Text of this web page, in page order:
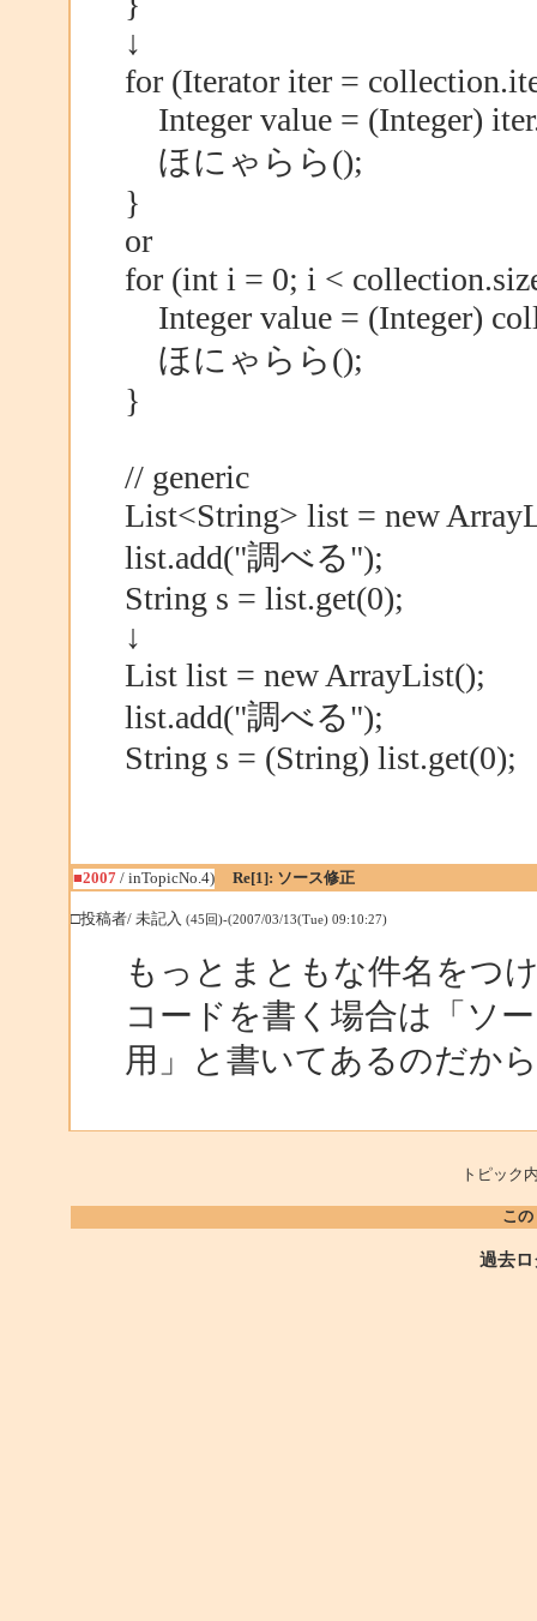
↓
for (Iterator iter =
Integer value = (Integer)
ほにゃらら();
}
or
for (int i = 0; i <
Integer value = (Integer)
ほにゃらら();
}
// generic
List<String> list = new
list.add("調べる");
String s = list.get(0);
↓
List list = new ArrayList();
list.add("調べる");
String s = (String) list.get(0);
■2007/ inTopicNo.4) Re[1]: ソース修正
□投稿者/ 未記入 (45回)-(2007/03/13(Tue) 09:10:27)
もっとまともな件名をつ
コードを書く場合は「ソ
用」と書いてあるのだか
トピッ
こ
過去